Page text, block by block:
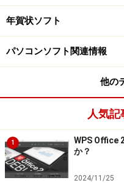
です。PDFファイルを
ソフトといえます。
ただし、PDFファイル
PDFファイルの文字や
無料/有料ソフトが必要
Adobe Acrobat Reader DC
年賀状ソフト
パソコンソフト関連情報
他の
人気
1
WPS Office
か？
2024/11/25